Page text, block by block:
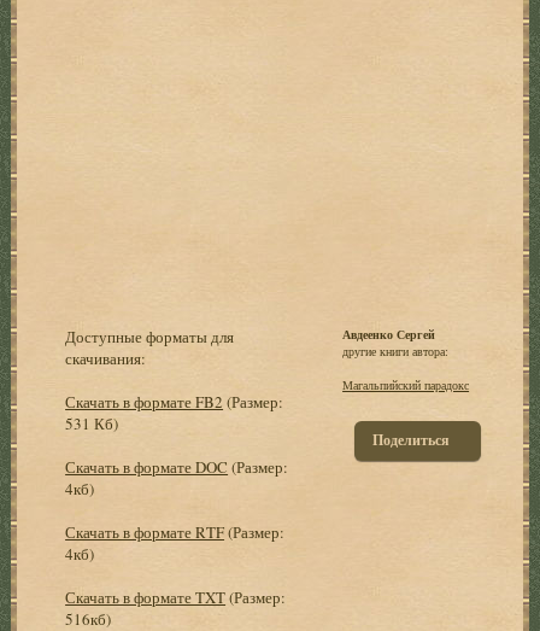
Доступные форматы для
скачивания:
Скачать в формате FB2 (Размер:
531 Кб)
Скачать в формате DOC (Размер:
4кб)
Скачать в формате RTF(Размер:
4кб)
Скачать в формате TXT(Размер:
516кб)
Авдеенко Сергей
другие книги автора:
Магальпийский парадокс
Поделиться